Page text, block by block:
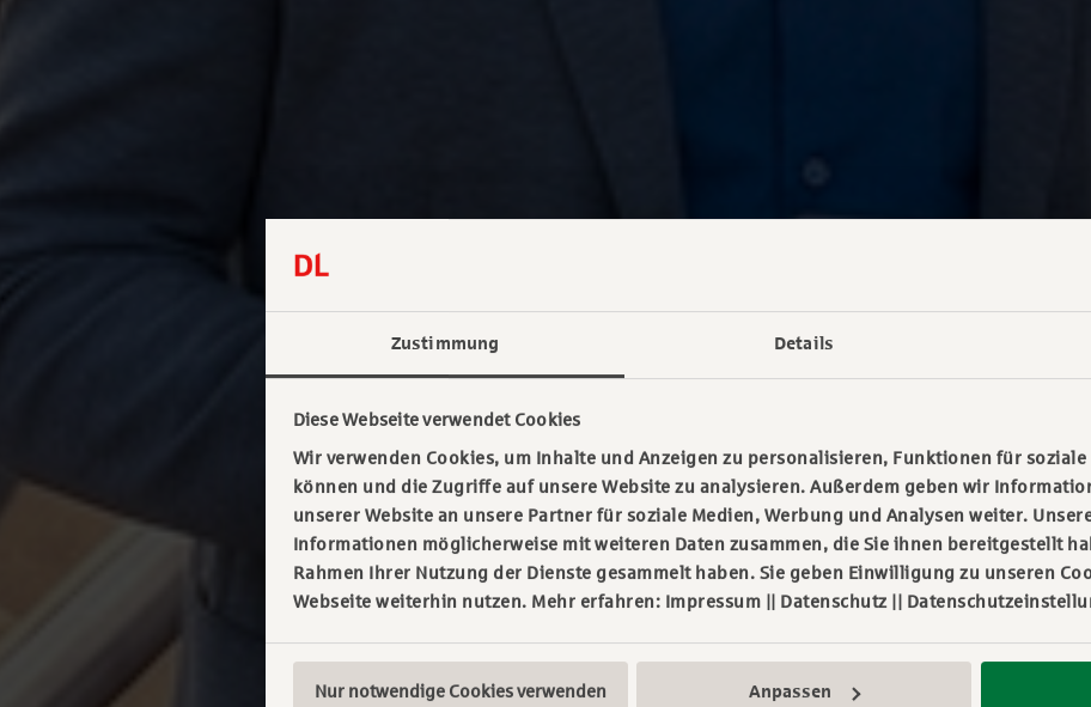
Zustimmung Details
Diese Webseite verwendet Cookies
Wir verwenden Cookies, um Inhalte und Anzeigen zu personalisieren, Funktionen für soziale
können und die Zugriffe auf unsere Website zu analysieren. Außerdem geben wir
unserer Website an unsere Partner für soziale Medien, Werbung und Analysen weiter.
Informationen möglicherweise mit weiteren Daten zusammen, die Sie ihnen bereitgestellt
Rahmen Ihrer Nutzung der Dienste gesammelt haben. Sie geben Einwilligung zu unseren
Webseite weiterhin nutzen. Mehr erfahren: Impressum Datenschutz
Nur notwendige Cookies verwenden Anpassen